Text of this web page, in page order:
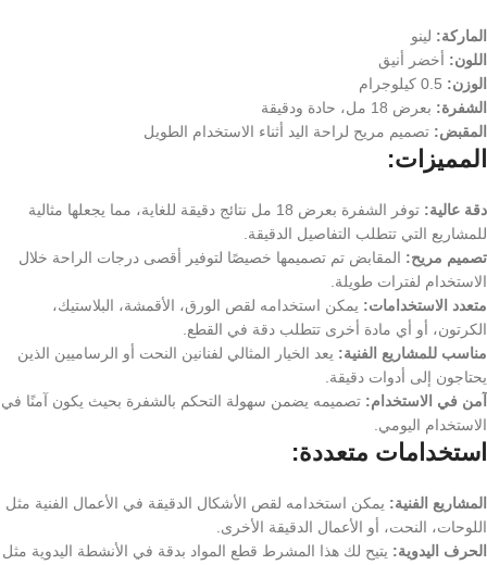
الماركة: لينو
اللون: أخضر أنيق
الوزن:
الشفرة: بعرض 18 مل، حادة ودقيقة
المقبض: تصميم مريح لراحة اليد أثناء الاستخدام الطويل
المميزات:
دقة عالية:
توفر الشفرة بعرض 18 مل نتائج دقيقة للغاية، مما يجعلها مثالية
للمشاريع التي تتطلب التفاصيل الدقيقة.
تصميم مريح: المقابض تم تصميمها خصيصًا لتوفير أقصى درجات الراحة خلال
الاستخدام لفترات طويلة.
متعدد الاستخدامات: يمكن استخدامه لقص الورق، الأقمشة، البلاستيك،
الكرتون، أو أي مادة أخرى تتطلب دقة في القطع.
مناسب للمشاريع الفنية: يعد الخيار المثالي لفنانين النحت أو الرساميين الذين
يحتاجون إلى أدوات دقيقة.
آمن في الاستخدام: تصميمه يضمن سهولة التحكم بالشفرة بحيث يكون آمنًا في
الاستخدام اليومي.
استخدامات متعددة:
المشاريع الفنية: يمكن استخدامه لقص الأشكال الدقيقة في الأعمال الفنية مثل
اللوحات، النحت، أو الأعمال الدقيقة الأخرى.
الحرف اليدوية: يتيح لك هذا المشرط قطع المواد بدقة في الأنشطة اليدوية مثل